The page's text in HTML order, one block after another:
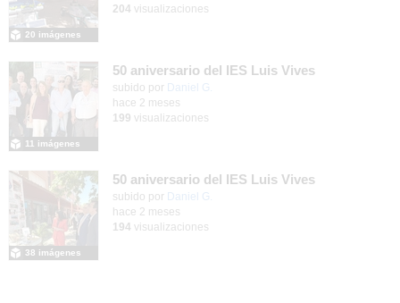
20 imágenes
204 visualizaciones
50 aniversario del IES Luis Vives
subido por Daniel G.
11 imágenes
hace 2 meses
199 visualizaciones
50 aniversario del IES Luis Vives
subido por Daniel G.
38 imágenes
hace 2 meses
194 visualizaciones